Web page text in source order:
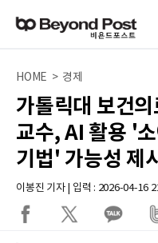
HOME > 경제
가톨릭대 보건
교수, AI 활용 '
기법' 가능성 제시
이봉진 기자 | 입력 : 2026-04-16